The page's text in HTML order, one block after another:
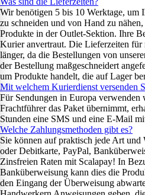
Wir benötigen 5 bis 10 Werktage, um
zu schneiden und von Hand zu
Produkte in der Outlet-Sektion. Ihre
Kurier anvertraut. Die Lieferzeiten für
länger, da die Bestellungen von
der Bestellung maßgeschneidert
um Produkte handelt, die auf Lager
Mit welchem Kurierdienst versenden
Für Sendungen in Europa
Frachtführer das Paket übernimmt,
Stunden eine SMS und eine E-Mail
Welche Zahlungsmethoden gibt es?
Sie können auf praktisch jede Art und
oder Debitkarte, PayPal,
Zinsfreien Raten mit Scalapay! In
Banküberweisung kann dies die
den Eingang der Überweisung